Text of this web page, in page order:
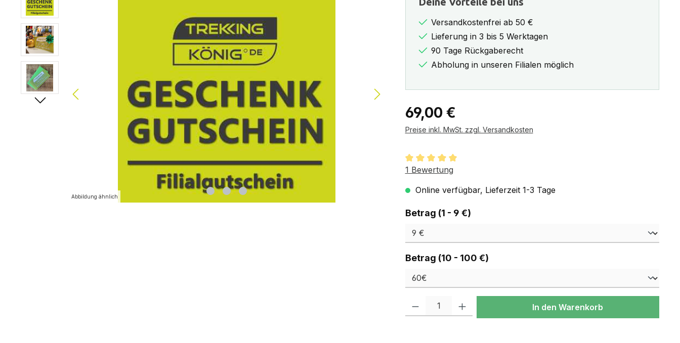
Abbildung ähnlich
Versandkostenfrei ab 50 €
Lieferung in 3 bis 5 Werktagen
90 Tage Rückgaberecht
Abholung in unseren Filialen möglich
Regulärer Preis:
69,00 €
Preise inkl. MwSt. zzgl. Versandkosten
Durchschnittliche Bewertung von 5 von 5 Sternen
1 Bewertung
Online verfügbar, Lieferzeit 1-3 Tage
Betrag (1 - 9 €)auswählen
Betrag (10 - 100 €)auswählen
Produkt Anzahl: Gib den gewünschten Wert ein oder benutze die Schaltflächen
In den Warenkorb